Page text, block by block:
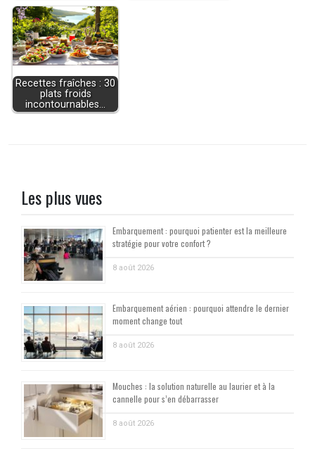
Recettes fraîches : 30
plats froids
incontournables…
Les plus vues
Embarquement : pourquoi patienter est la meilleure
stratégie pour votre confort ?
8 août 2026
Embarquement aérien : pourquoi attendre le dernier
moment change tout
8 août 2026
Mouches : la solution naturelle au laurier et à la
cannelle pour s’en débarrasser
8 août 2026